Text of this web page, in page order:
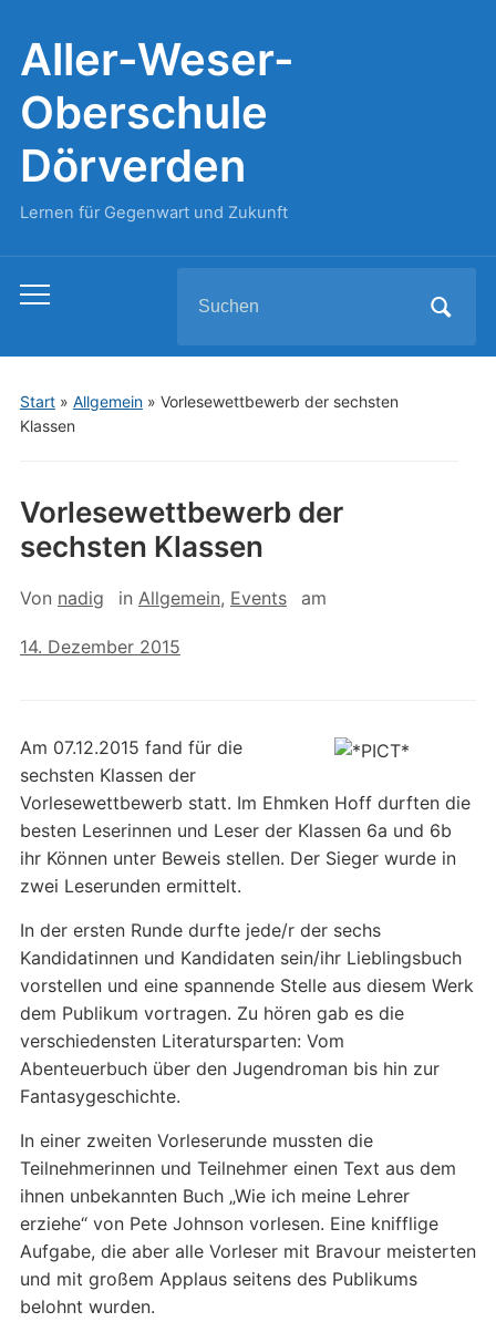
Aller-Weser-
Oberschule
Dörverden
Lernen für Gegenwart und Zukunft
Toggle
menu
for:
Start» Allgemein» Vorlesewettbewerb der sechsten
Klassen
Vorlesewettbewerb der
sechsten Klassen
Von nadig in Allgemein, Events am
14. Dezember 2015
Am 07.12.2015 fand für die
sechsten Klassen der
Vorlesewettbewerb statt. Im Ehmken Hoff durften die
besten Leserinnen und Leser der Klassen 6a und 6b
ihr Können unter Beweis stellen. Der Sieger wurde in
zwei Leserunden ermittelt.
In der ersten Runde durfte jede/r der sechs
Kandidatinnen und Kandidaten sein/ihr Lieblingsbuch
vorstellen und eine spannende Stelle aus diesem Werk
dem Publikum vortragen. Zu hören gab es die
verschiedensten Literatursparten: Vom
Abenteuerbuch über den Jugendroman bis hin zur
Fantasygeschichte.
In einer zweiten Vorleserunde mussten die
Teilnehmerinnen und Teilnehmer einen Text aus dem
ihnen unbekannten Buch „Wie ich meine Lehrer
erziehe“ von Pete Johnson vorlesen. Eine knifflige
Aufgabe, die aber alle Vorleser mit Bravour meisterten
und mit großem Applaus seitens des Publikums
belohnt wurden.